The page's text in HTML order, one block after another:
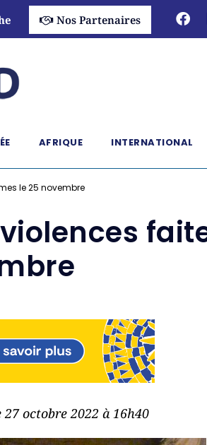
Nos Partenaires
AFRIQUE INTERNATIONAL
le 25 novembre
octobre 2022 à 16h40